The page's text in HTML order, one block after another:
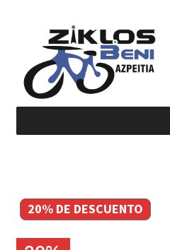
navegación
contenido
20% DE DESCUENTO